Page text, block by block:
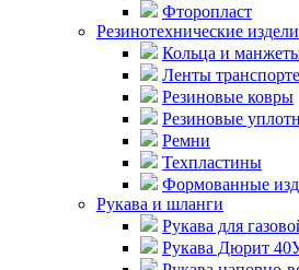
Фторопласт
Резинотехнические
Кольца и
Ленты
Резиновые ковры
Резиновые
Ремни
Техпластины
Формованные
Рукава и шланги
Рукава для
Рукава Дюрит